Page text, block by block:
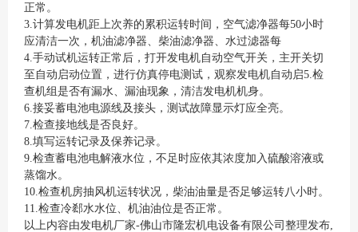
正常。
3.计算发电机距上次养的累积运转时间，空气滤净器每50小时
应清洁一次，机油滤净器、柴油滤净器、水过滤器每
4.手动试机运转正常后，打开发电机自动空气开关，主开关切
至自动启动位置，进行仿真停电测试，观察发电机自动启5.检
查机组是否有漏水、漏油现象，清洁发电机机身。
6.接妥蓄电池电源线及接头，测试故障显示灯应全亮。
7.检查接地线是否良好。
8.填写运转记录及保养记录。
9.检查蓄电池电解液水位，不足时应依其浓度加入硫酸溶液或
蒸馏水。
10.检查机房抽风机运转状况，柴油油量是否足够运转八小时。
11.检查冷郄水水位、机油油位是否正常。
以上内容由发电机厂家-佛山市隆宏机电设备有限公司整理发布,